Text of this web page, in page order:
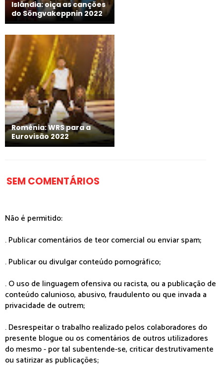
Islândia: oiça as canções
do Söngvakeppnin 2022
Roménia: WRS para a
Eurovisão 2022
SEM COMENTÁRIOS
Não é permitido:
. Publicar comentários de teor comercial ou enviar spam;
. Publicar ou divulgar conteúdo pornográfico;
. O uso de linguagem ofensiva ou racista, ou a publicação de
conteúdo calunioso, abusivo, fraudulento ou que invada a
privacidade de outrem;
. Desrespeitar o trabalho realizado pelos colaboradores do
presente blogue ou os comentários de outros utilizadores
do mesmo - por tal subentende-se, criticar destrutivamente
ou satirizar as publicações;